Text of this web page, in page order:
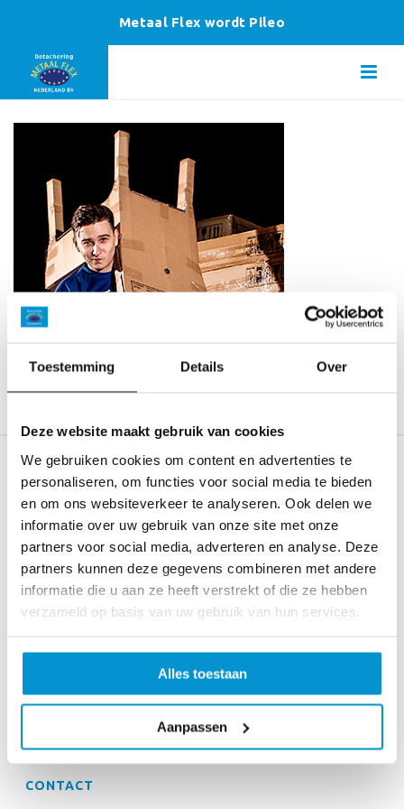
Toestemming Details Over
Deze website maakt gebruik van cookies
We gebruiken cookies om content en advertenties te
personaliseren, om functies voor social media te bieden
en om ons websiteverkeer te analyseren. Ook delen we
informatie over uw gebruik van onze site met onze
partners voor social media, adverteren en analyse. Deze
partners kunnen deze gegevens combineren met andere
informatie die u aan ze heeft verstrekt of die ze hebben
verzameld op basis van uw gebruik van hun services.
Alles toestaan
Aanpassen
Metaal Flex wordt Pileo
Onze mensen
Onze kracht
Contact
CONTACT